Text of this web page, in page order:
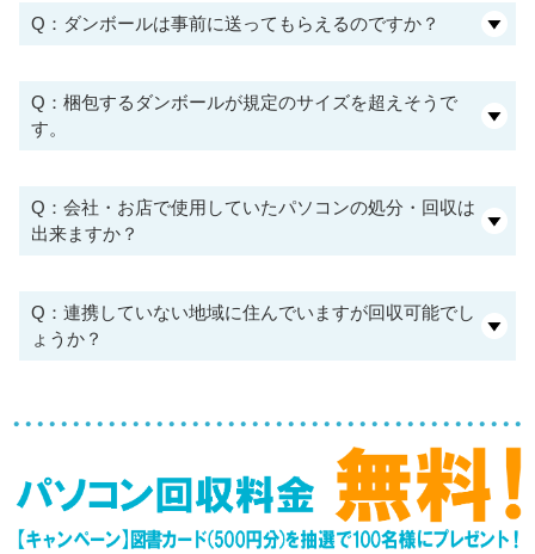
Q：ダンボールは事前に送ってもらえるのですか？
Q：梱包するダンボールが規定のサイズを超えそうで
す。
Q：会社・お店で使用していたパソコンの処分・回収は
出来ますか？
Q：連携していない地域に住んでいますが回収可能でし
ょうか？